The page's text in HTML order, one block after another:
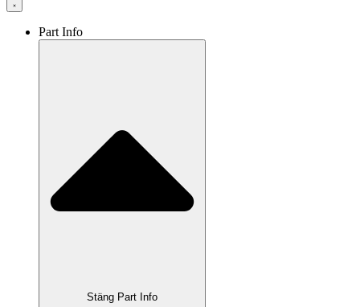
Part Info
Stäng Part Info